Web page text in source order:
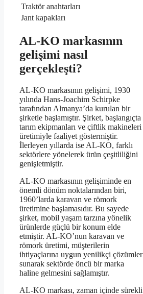
Traktör anahtarları
Jant kapakları
AL-KO markasının
gelişimi nasıl
gerçekleşti?
AL-KO markasının gelişimi, 1930
yılında Hans-Joachim Schirpke
tarafından Almanya’da kurulan bir
şirketle başlamıştır. Şirket, başlangıçta
tarım ekipmanları ve çiftlik makineleri
üretimiyle faaliyet göstermiştir.
İlerleyen yıllarda ise AL-KO, farklı
sektörlere yönelerek ürün çeşitliliğini
genişletmiştir.
AL-KO markasının gelişiminde en
önemli dönüm noktalarından biri,
1960’larda karavan ve römork
üretimine başlamasıdır. Bu sayede
şirket, mobil yaşam tarzına yönelik
ürünlerde güçlü bir konum elde
etmiştir. AL-KO’nun karavan ve
römork üretimi, müşterilerin
ihtiyaçlarına uygun yenilikçi çözümler
sunarak sektörde öncü bir marka
haline gelmesini sağlamıştır.
AL-KO markası, zaman içinde sürekli